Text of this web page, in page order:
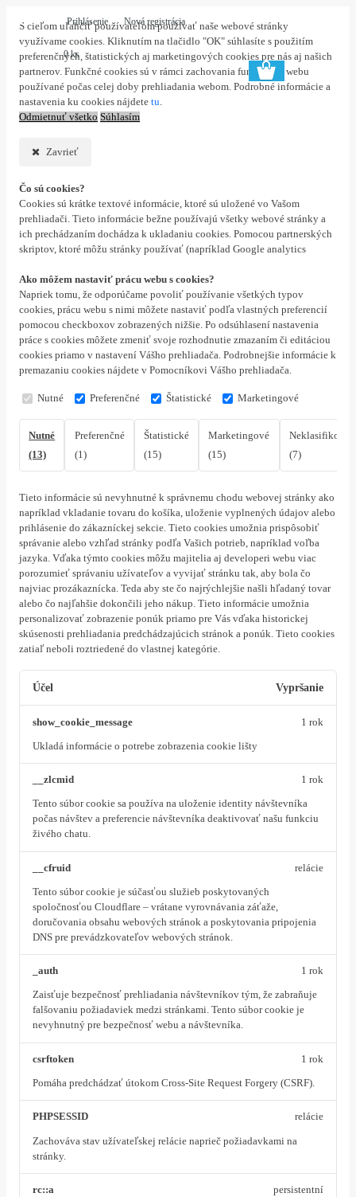
S cieľom uľahčiť používateľom používať naše webové stránky
využívame cookies. Kliknutím na tlačidlo "OK" súhlasíte s použitím
preferenčných, štatistických aj marketingových cookies pre nás aj našich
partnerov. Funkčné cookies sú v rámci zachovania funkčnosti webu
používané počas celej doby prehliadania webom. Podrobné informácie a
nastavenia ku cookies nájdete tu.
Odmietnuť všetko Súhlasím
Zavrieť
Čo sú cookies?
Cookies sú krátke textové informácie, ktoré sú uložené vo Vašom
prehliadači. Tieto informácie bežne používajú všetky webové stránky a
ich prechádzaním dochádza k ukladaniu cookies. Pomocou partnerských
skriptov, ktoré môžu stránky používať (napríklad Google analytics
Ako môžem nastaviť prácu webu s cookies?
Napriek tomu, že odporúčame povoliť používanie všetkých typov
cookies, prácu webu s nimi môžete nastaviť podľa vlastných preferencií
pomocou checkboxov zobrazených nižšie. Po odsúhlasení nastavenia
práce s cookies môžete zmeniť svoje rozhodnutie zmazaním či editáciou
cookies priamo v nastavení Vášho prehliadača. Podrobnejšie informácie k
premazaniu cookies nájdete v Pomocníkovi Vášho prehliadača.
Nutné Preferenčné Štatistické Marketingové
Nutné
(13)
Preferenčné
(1)
Štatistické
(15)
Marketingové
(15)
(7)
Tieto informácie sú nevyhnutné k správnemu chodu webovej stránky ako
napríklad vkladanie tovaru do košíka, uloženie vyplnených údajov alebo
prihlásenie do zákazníckej sekcie. Tieto cookies umožnia prispôsobiť
správanie alebo vzhľad stránky podľa Vašich potrieb, napríklad voľba
jazyka. Vďaka týmto cookies môžu majitelia aj developeri webu viac
porozumieť správaniu užívateľov a vyvijať stránku tak, aby bola čo
najviac prozákaznícka. Teda aby ste čo najrýchlejšie našli hľadaný tovar
alebo čo najľahšie dokončili jeho nákup. Tieto informácie umožnia
personalizovať zobrazenie ponúk priamo pre Vás vďaka historickej
skúsenosti prehliadania predchádzajúcich stránok a ponúk. Tieto cookies
zatiaľ neboli roztriedené do vlastnej kategórie.
Účel Vypršanie
show_cookie_message
Ukladá informácie o potrebe zobrazenia cookie lišty
1 rok
__zlcmid
Tento súbor cookie sa používa na uloženie identity návštevníka
počas návštev a preferencie návštevníka deaktivovať našu funkciu
živého chatu.
1 rok
__cfruid
Tento súbor cookie je súčasťou služieb poskytovaných
spoločnosťou Cloudflare – vrátane vyrovnávania záťaže,
doručovania obsahu webových stránok a poskytovania pripojenia
DNS pre prevádzkovateľov webových stránok.
relácie
_auth
Zaisťuje bezpečnosť prehliadania návštevníkov tým, že zabraňuje
falšovaniu požiadaviek medzi stránkami. Tento súbor cookie je
nevyhnutný pre bezpečnosť webu a návštevníka.
1 rok
csrftoken
Pomáha predchádzať útokom Cross-Site Request Forgery (CSRF).
1 rok
PHPSESSID
Zachováva stav užívateľskej relácie naprieč požiadavkami na
stránky.
relácie
rc::a persistentní
Prihlásenie Nová registrácia
0 ks